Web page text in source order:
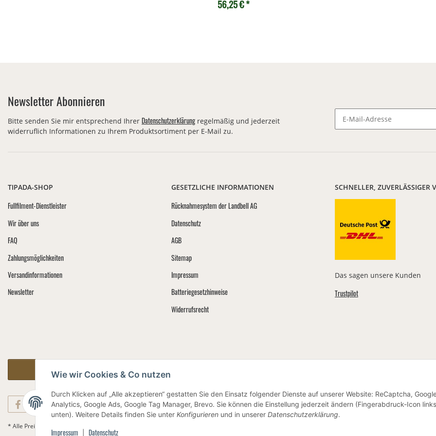
Wie wir Cookies & Co nutzen
Durch Klicken auf „Alle akzeptieren“ gestatten Sie den Einsatz folgender Dienste auf unserer Website: ReCaptcha,
Analytics, Google Ads, Google Tag Manager, Brevo. Sie können die Einstellung jederzeit ändern (Fingerabdruck-Icon links
unten). Weitere Details finden Sie unter Konfigurieren und in unserer Datenschutzerklärung.
Impressum Datenschutz
56,25 €*
Newsletter Abonnieren
Bitte senden Sie mir entsprechend Ihrer Datenschutzerklärung regelmäßig und jederzeit
widerruflich Informationen zu Ihrem Produktsortiment per E-Mail zu.
TIPADA-SHOP
Fullfilment-Dienstleister
Wir über uns
FAQ
Zahlungsmöglichkeiten
Versandinformationen
Newsletter
GESETZLICHE INFORMATIONEN
Rücknahmesystem der Landbell AG
Datenschutz
AGB
Sitemap
Impressum
Batteriegesetzhinweise
Widerrufsrecht
SCHNELLER, ZUVERLÄSSIGER
Das sagen unsere Kunden
Trustpilot
Vertrag widerrufen
* Alle Preise inkl. gesetzlicher USt., zzgl.